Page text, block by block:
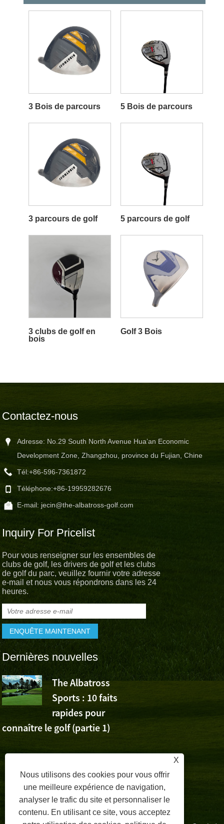
3 Bois de parcours 5 Bois de parcours
3 parcours de golf 5 parcours de golf
3 clubs de golf en
bois
Golf 3 Bois
Contactez-nous
Adresse: No.29 South North Avenue Hua’an Economic
Development Zone, Zhangzhou, province du Fujian, Chine
Tél:+86-596-7361872
Téléphone:+86-19959282676
E-mail: jecin@the-albatross-golf.com
Inquiry For Pricelist
Pour vous renseigner sur les ensembles de
clubs de golf, les drivers de golf et les clubs
de golf du parc, veuillez fournir votre adresse
e-mail et nous vous répondrons dans les 24
heures.
Dernières nouvelles
The Albatross
Sports : 10 faits
rapides pour
connaître le golf (partie 1)
L’Albatross
X
Nous utilisons des cookies pour vous offrir
une meilleure expérience de navigation,
analyser le trafic du site et personnaliser le
contenu. En utilisant ce site, vous acceptez